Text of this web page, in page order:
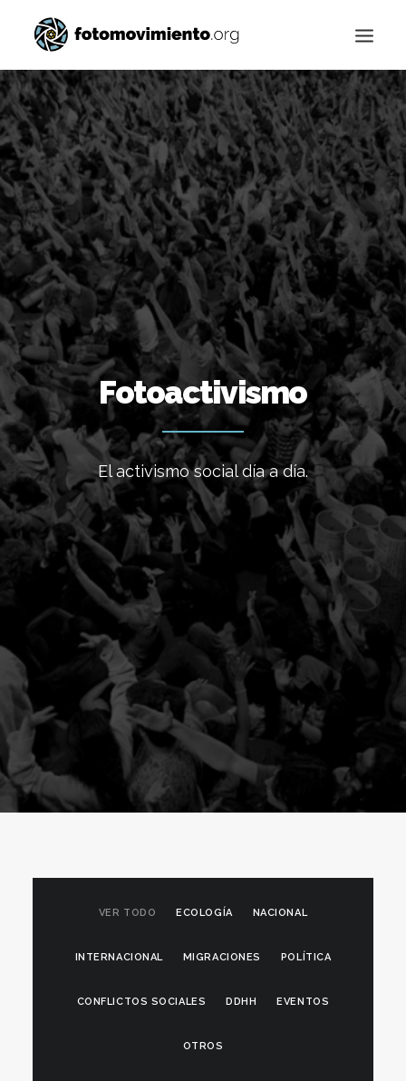
Buscar
Fotoactivismo
El activismo social día a día.
VER TODO ECOLOGÍA NACIONAL
INTERNACIONAL MIGRACIONES POLÍTICA
CONFLICTOS SOCIALES DDHH EVENTOS
OTROS